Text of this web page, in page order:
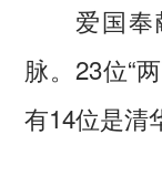
爱国奉
脉。23位“
有14位是清